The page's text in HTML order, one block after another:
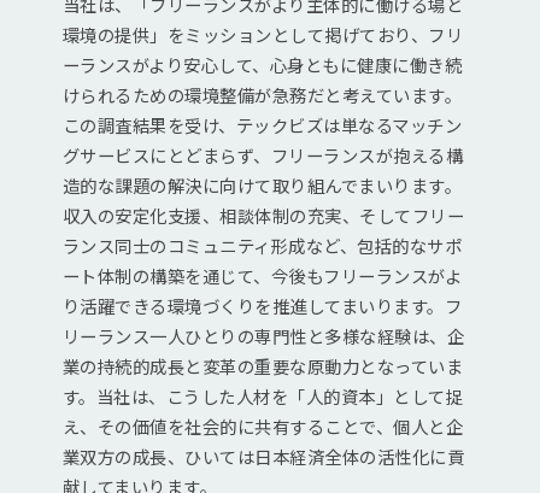
環境の提供」をミッションとして掲げており、フリ
ーランスがより安心して、心身ともに健康に働き続
けられるための環境整備が急務だと考えています。
この調査結果を受け、テックビズは単なるマッチン
グサービスにとどまらず、フリーランスが抱える構
造的な課題の解決に向けて取り組んでまいります。
収入の安定化支援、相談体制の充実、そしてフリー
ランス同士のコミュニティ形成など、包括的なサポ
ート体制の構築を通じて、今後もフリーランスがよ
り活躍できる環境づくりを推進してまいります。フ
リーランス一人ひとりの専門性と多様な経験は、企
業の持続的成長と変革の重要な原動力となっていま
す。当社は、こうした人材を「人的資本」として捉
え、その価値を社会的に共有することで、個人と企
業双方の成長、ひいては日本経済全体の活性化に貢
献してまいります。